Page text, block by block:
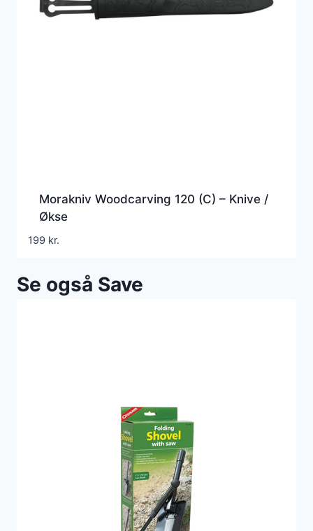
Morakniv Woodcarving 120 (C) – Knive /
Økse
199 kr.
Se også Save